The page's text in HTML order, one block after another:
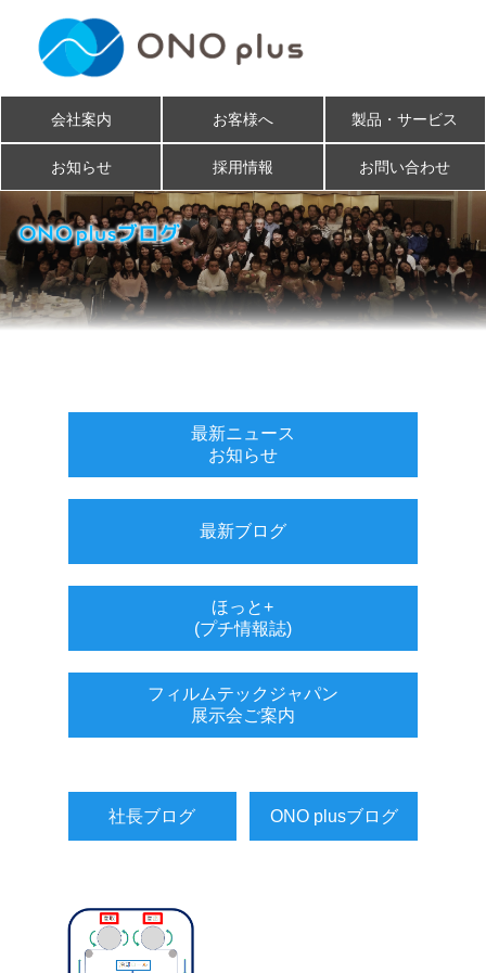
会社案内 お客様へ 製品・サービス
お知らせ 採用情報 お問い合わせ
最新ニュース
お知らせ
最新ブログ
ほっと+
(プチ情報誌)
フィルムテックジャパン
展示会ご案内
社長ブログ ONO plusブログ